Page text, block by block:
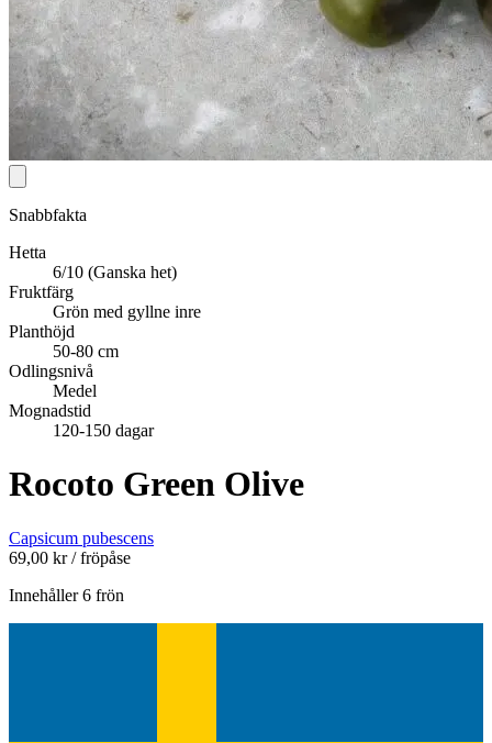
Snabbfakta
Hetta
6/10 (Ganska het)
Fruktfärg
Grön med gyllne inre
Planthöjd
50-80 cm
Odlingsnivå
Medel
Mognadstid
120-150 dagar
Rocoto Green Olive
Capsicum pubescens
69,00 kr / fröpåse
Innehåller 6 frön